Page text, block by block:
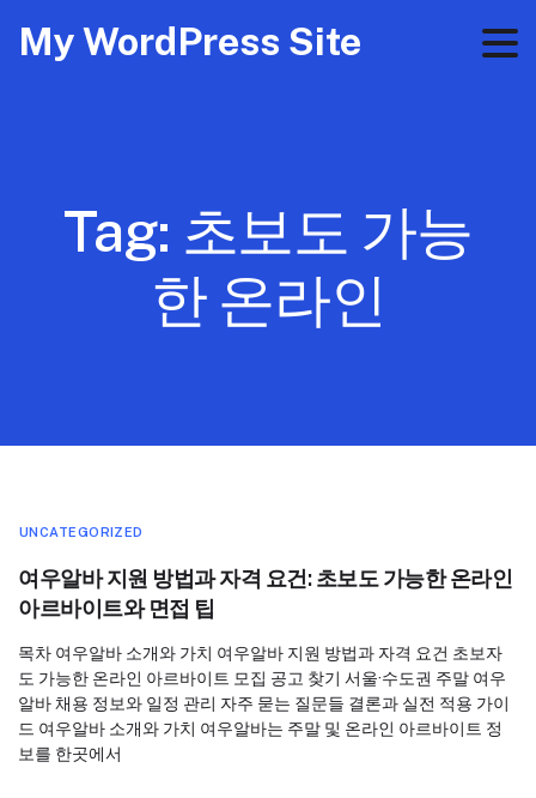
My WordPress Site
Tag: 초보도 가능
한 온라인
UNCATEGORIZED
여우알바 지원 방법과 자격 요건: 초보도 가능한 온라인
아르바이트와 면접 팁
목차 여우알바 소개와 가치 여우알바 지원 방법과 자격 요건 초보자
도 가능한 온라인 아르바이트 모집 공고 찾기 서울·수도권 주말 여우
알바 채용 정보와 일정 관리 자주 묻는 질문들 결론과 실전 적용 가이
드 여우알바 소개와 가치 여우알바는 주말 및 온라인 아르바이트 정
보를 한곳에서